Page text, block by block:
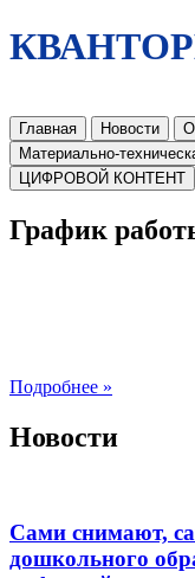
Главная Новости О
Материально-
ЦИФРОВОЙ КОНТЕНТ
График
Подробнее »
Новости
Сами снимают,
дошкольного